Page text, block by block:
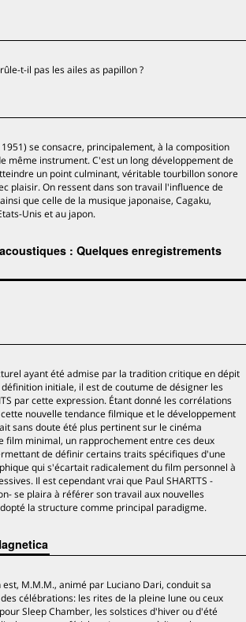
t-il pas les ailes as papillon ?
1951) se consacre, principalement, à la composition
même instrument. C'est un long développement de
un point culminant, véritable tourbillon sonore
plaisir. On ressent dans son travail l'influence de
que celle de la musique japonaise, Cagaku,
Unis et au japon.
: Quelques enregistrements
ayant été admise par la tradition critique en dépit
initiale, il est de coutume de désigner les
par cette expression. Étant donné les corrélations
nouvelle tendance filmique et le développement
sans doute été plus pertinent sur le cinéma
film minimal, un rapprochement entre ces deux
de définir certains traits spécifiques d'une
qui s'écartait radicalement du film personnel à
Il est cependant vrai que Paul SHARTTS -
se plaira à référer son travail aux nouvelles
la structure comme principal paradigme.
M.M.M., animé par Luciano Dari, conduit sa
célébrations: les rites de la pleine lune ou ceux
Sleep Chamber, les solstices d'hiver ou d'été